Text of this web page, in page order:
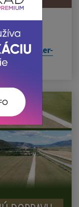
roller-